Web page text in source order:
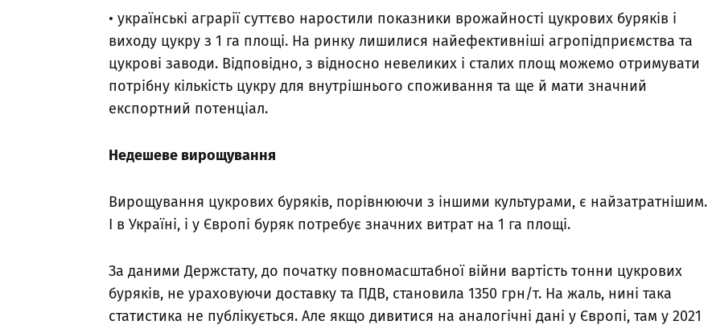
• українські аграрії суттєво наростили показники врожайності цукрових буряків і
виходу цукру з 1 га площі. На ринку лишилися найефективніші агропідприємства та
цукрові заводи. Відповідно, з відносно невеликих і сталих площ можемо отримувати
потрібну кількість цукру для внутрішнього споживання та ще й мати значний
експортний потенціал.
Недешеве вирощування
Вирощування цукрових буряків, порівнюючи з іншими культурами, є найзатратнішим.
І в Україні, і у Європі буряк потребує значних витрат на 1 га площі.
За даними Держстату, до початку повномасштабної війни вартість тонни цукрових
буряків, не ураховуючи доставку та ПДВ, становила 1350 грн/т. На жаль, нині така
статистика не публікується. Але якщо дивитися на аналогічні дані у Європі, там у 2021